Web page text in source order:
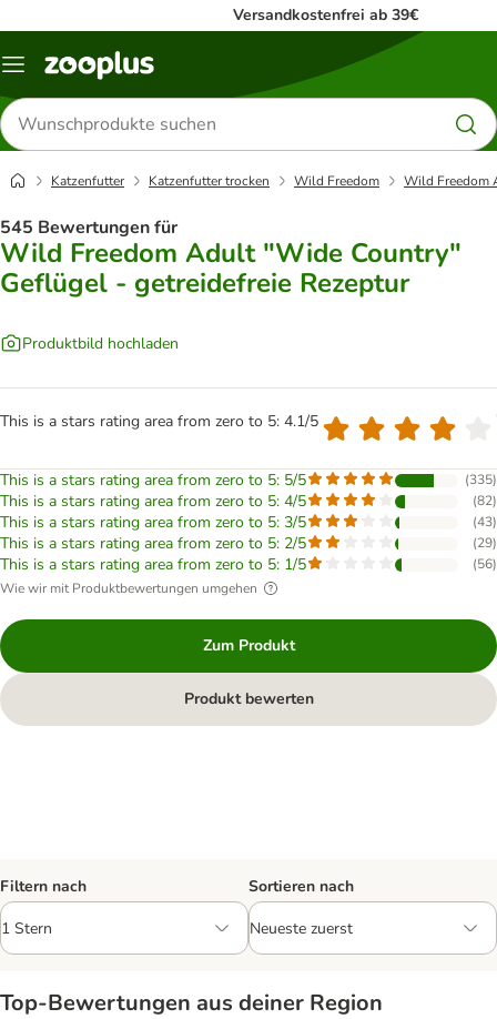
Versandkostenfrei ab 39€
Menü
Produkte
suchen
Katzenfutter Katzenfutter trocken Wild Freedom Wild Freedom
545 Bewertungen für
Wild Freedom Adult "Wide Country"
Geflügel - getreidefreie Rezeptur
Produktbild hochladen
This is a stars rating area from zero to 5: 4.1/5
This is a stars rating area from zero to 5: 5/5 (335)
This is a stars rating area from zero to 5: 4/5 (82)
This is a stars rating area from zero to 5: 3/5 (43)
This is a stars rating area from zero to 5: 2/5 (29)
This is a stars rating area from zero to 5: 1/5 (56)
Wie wir mit Produktbewertungen umgehen
Zum Produkt
Produkt bewerten
Filtern nach Sortieren nach
Top‑Bewertungen aus deiner Region